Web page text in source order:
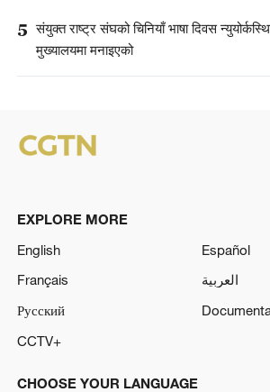
5 संयुक्त राष्ट्र संघको चिनियाँ भाषा दिवस
मुख्यालयमा मनाइएको
EXPLORE MORE
English
Español
Français
العربية
Русский
CCTV+
CHOOSE YOUR LANGUAGE